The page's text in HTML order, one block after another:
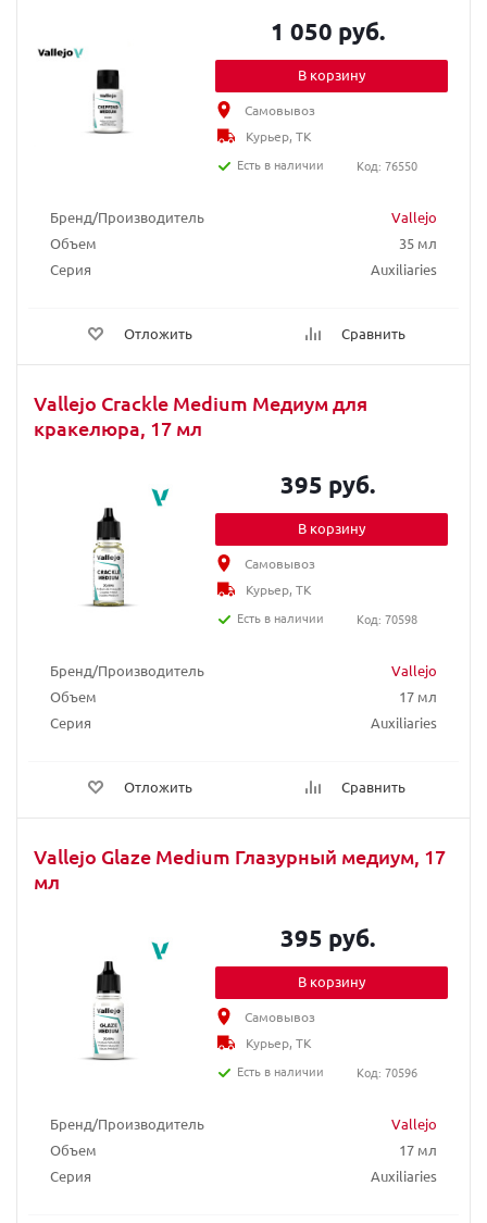
Бренд/Производитель
Vallejo
Объем
35 мл
Серия
Auxiliaries
Отложить Сравнить
1 050 руб.
В корзину
Самовывоз
Курьер, ТК
Есть в наличии
Код: 76550
Vallejo Crackle Medium Медиум для
кракелюра, 17 мл
Бренд/Производитель
Vallejo
Объем
17 мл
Серия
Auxiliaries
Отложить Сравнить
395 руб.
В корзину
Самовывоз
Курьер, ТК
Есть в наличии
Код: 70598
Vallejo Glaze Medium Глазурный медиум, 17
мл
Бренд/Производитель
Vallejo
Объем
17 мл
Серия
Auxiliaries
395 руб.
В корзину
Самовывоз
Курьер, ТК
Есть в наличии
Код: 70596